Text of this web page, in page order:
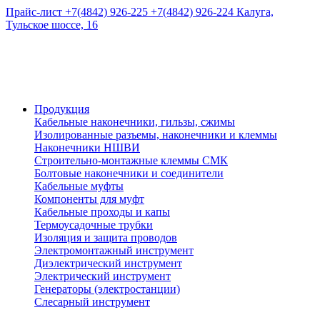
Прайс-лист +7(4842) 926-225 +7(4842) 926-224 Калуга,
Тульское шоссе, 16
Продукция
Кабельные наконечники, гильзы, сжимы
Изолированные разъемы, наконечники и клеммы
Наконечники НШВИ
Строительно-монтажные клеммы СМК
Болтовые наконечники и соединители
Кабельные муфты
Компоненты для муфт
Кабельные проходы и капы
Термоусадочные трубки
Изоляция и защита проводов
Электромонтажный инструмент
Диэлектрический инструмент
Электрический инструмент
Генераторы (электростанции)
Слесарный инструмент